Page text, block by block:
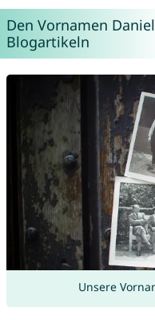
Den Vornamen
Blogartikeln
Unsere